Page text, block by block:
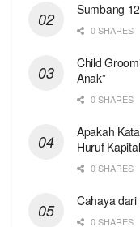
Sumbang
0 SHARES
Child
Anak”
0 SHARES
Apakah
Huruf
0 SHARES
Cahaya dari
0 SHARES